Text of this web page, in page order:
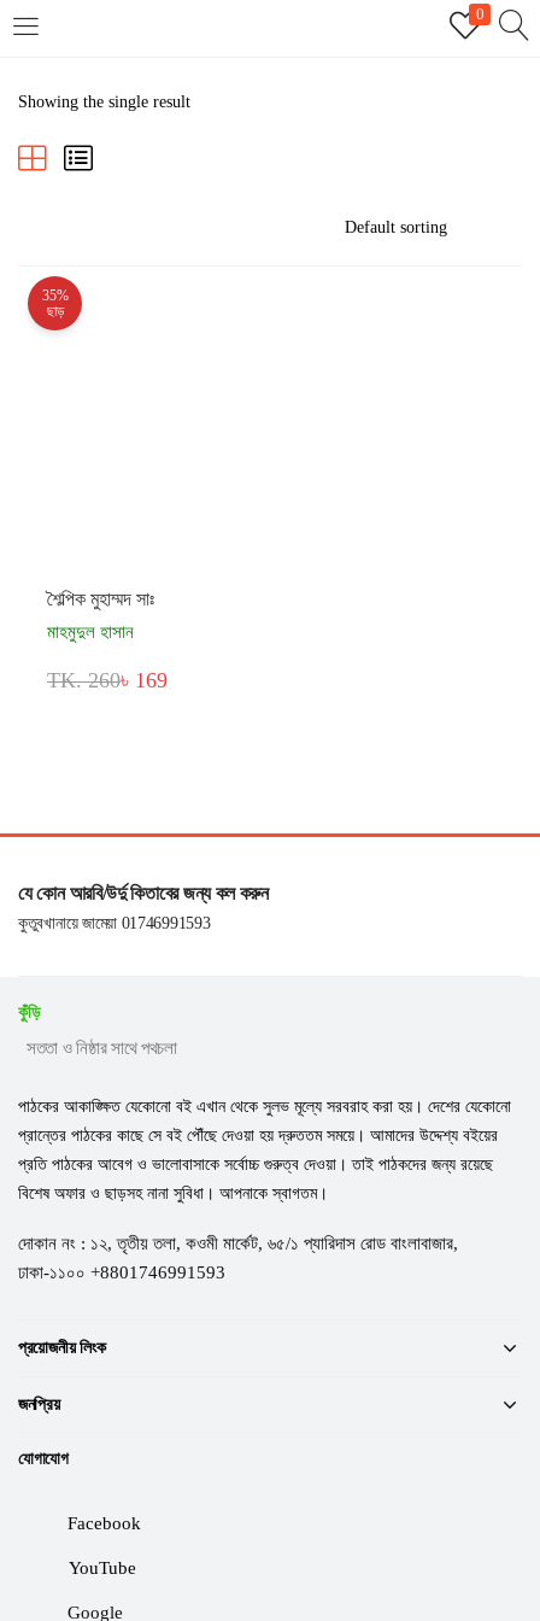
0
REGISTER
Showing the single result
35%
ছাড়
শৈল্পিক মুহাম্মদ সাঃ
মাহমুদুল হাসান
TK. 260৳ 169
যে কোন আরবি/উর্দু কিতাবের জন্য কল করুন
কুতুবখানায়ে জামেয়া 01746991593
কুঁড়ি
সততা ও নিষ্ঠার সাথে পথচলা
পাঠকের আকাঙ্ক্ষিত যেকোনো বই এখান থেকে সুলভ মূল্যে সরবরাহ করা হয়। দেশের যেকোনো
প্রান্তের পাঠকের কাছে সে বই পৌঁছে দেওয়া হয় দ্রুততম সময়ে। আমাদের উদ্দেশ্য বইয়ের
প্রতি পাঠকের আবেগ ও ভালোবাসাকে সর্বোচ্চ গুরুত্ব দেওয়া। তাই পাঠকদের জন্য রয়েছে
বিশেষ অফার ও ছাড়সহ নানা সুবিধা। আপনাকে স্বাগতম।
দোকান নং : ১২, তৃতীয় তলা, কওমী মার্কেট, ৬৫/১ প্যারিদাস রোড বাংলাবাজার,
ঢাকা-১১০০ +8801746991593
প্রয়োজনীয় লিংক
জনপ্রিয়
যোগাযোগ
Facebook
YouTube
Google